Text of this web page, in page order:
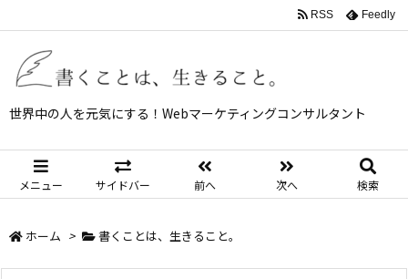
世界中の人を元気にする！Webマーケティングコンサルタント
メニュー サイドバー 前へ 次へ 検索
RSS Feedly
ホーム > 書くことは、生きること。